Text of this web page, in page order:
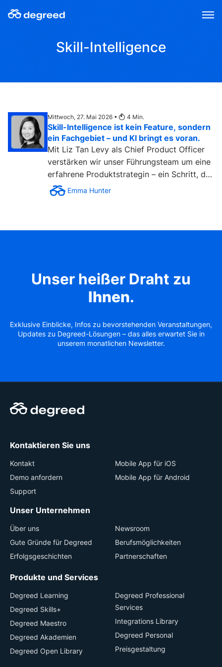
Inhalt
Skill-Intelligence
Mittwoch, 27. Mai 2026 • 4 Min.
Skill-Intelligence ist kein Feature, sondern
ein Fachgebiet – und KI bringt es voran.
Mit Liz Tan Levy als Chief Product Officer
verstärken wir unser Führungsteam um eine
erfahrene Produktstrategin – ein Schritt, der
die künftige...
Emma Hunter
Unser heißer Draht zu
Ihnen.
Exklusive Einblicke, Infos zu bevorstehenden Veranstaltungen,
Updates zu Degreed-Lösungen – das alles erwartet Sie in
unserem monatlichen Newsletter.
Kontaktieren Sie uns
Kontakt
Demo anfordern
Support
Mobile App für iOS
Mobile App für Android
Unser Unternehmen
Über uns
Gute Gründe für Degreed
Erfolgsgeschichten
Newsroom
Berufsmöglichkeiten
Partnerschaften
Produkte und Services
Degreed Learning
Degreed Skills+
Degreed Maestro
Degreed Akademien
Degreed Open Library
Degreed Professional
Services
Integrations Library
Degreed Personal
Preisgestaltung